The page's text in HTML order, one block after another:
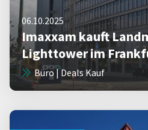
06.10.2025
Imaxxam kauft
Lighttower im
Büro | Deals Kauf